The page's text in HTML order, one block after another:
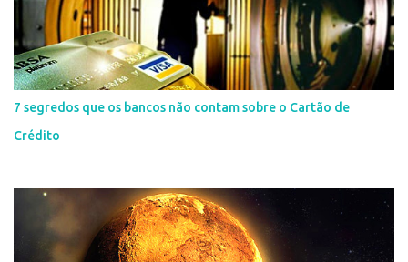
7 segredos que os bancos não contam sobre o Cartão de
Crédito